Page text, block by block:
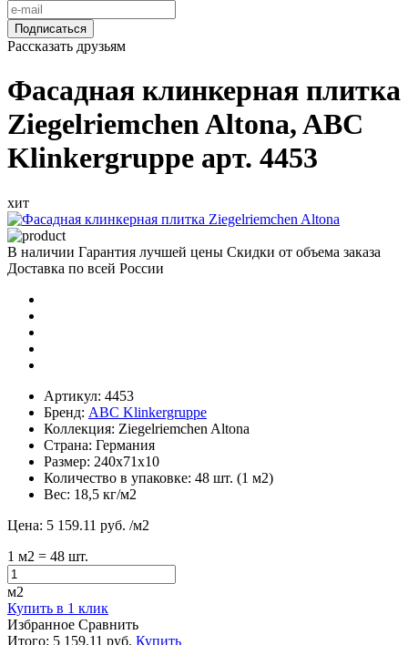
Подписаться
Рассказать друзьям
Фасадная клинкерная плитка
Ziegelriemchen Altona, ABC
Klinkergruppe арт. 4453
хит
В наличии Гарантия лучшей цены Скидки от объема заказа
Доставка по всей России
Артикул: 4453
Бренд: ABC Klinkergruppe
Коллекция: Ziegelriemchen Altona
Страна: Германия
Размер: 240х71х10
Количество в упаковке: 48 шт. (1 м2)
Вес: 18,5 кг/м2
Цена: 5 159.11 руб. /м2
1 м2 = 48 шт.
м2
Купить в 1 клик
Избранное Сравнить
Итого: 5 159.11 руб. Купить